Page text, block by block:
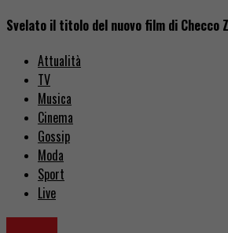
Svelato il titolo del nuovo film di Checco
Attualità
TV
Musica
Cinema
Gossip
Moda
Sport
Live